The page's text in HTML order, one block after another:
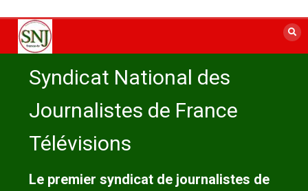
contenu
Syndicat National des
Journalistes de France
Télévisions
Le premier syndicat de journalistes de